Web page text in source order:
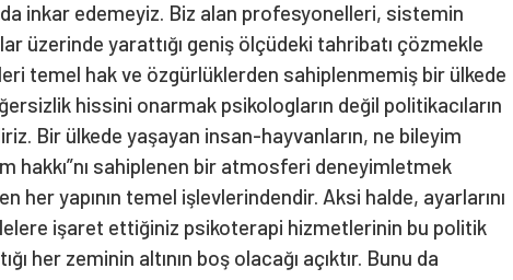
inkar edemeyiz. Biz alan profesyonelleri, sistemin
üzerinde yarattığı geniş ölçüdeki tahribatı çözmekle
temel hak ve özgürlüklerden sahiplenmemiş bir ülkede
hissini onarmak psikologların değil politikacıların
Bir ülkede yaşayan insan-hayvanların, ne bileyim
hakkı”nı sahiplenen bir atmosferi deneyimletmek
her yapının temel işlevlerindendir. Aksi halde, ayarlarını
işaret ettiğiniz psikoterapi hizmetlerinin bu politik
her zeminin altının boş olacağı açıktır. Bunu da